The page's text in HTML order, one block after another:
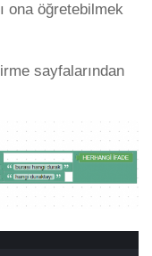
ona öğretebilmek
sayfalarından